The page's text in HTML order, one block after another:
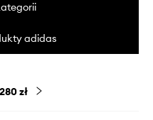
adidas
280 zł